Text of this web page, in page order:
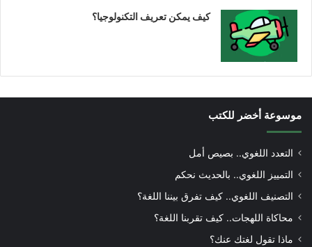
كيف يمكن تعريف التكنولوجيا؟
موسوعة أخضر للكتب
التعدد اللغوي.. بصيص أمل
التمييز اللغوي.. بالحديث نحكم
التصنيف اللغوي.. كيف تفرق بيننا اللغة؟
محاكاة اللهجات.. كيف تقربنا اللغة؟
ماذا تقول لغتك عنك؟